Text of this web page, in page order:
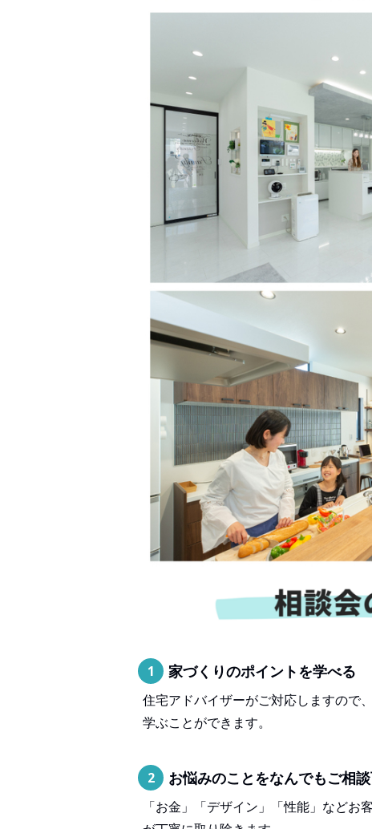
1 家づくりのポイントを学べる
住宅アドバイザーがご対応しますので
学ぶことができます。
2 お悩みのことをなんでもご相
「お金」「デザイン」「性能」など